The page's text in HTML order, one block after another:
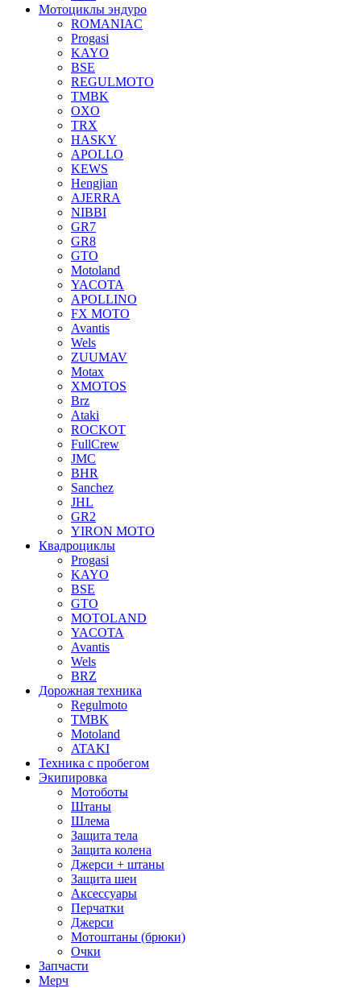
Мотоциклы эндуро
ROMANIAC
Progasi
KAYO
BSE
REGULMOTO
TMBK
OXO
TRX
HASKY
APOLLO
KEWS
Hengjian
AJERRA
NIBBI
GR7
GR8
GTO
Motoland
YACOTA
APOLLINO
FX MOTO
Avantis
Wels
ZUUMAV
Motax
XMOTOS
Brz
Ataki
ROCKOT
FullCrew
JMC
BHR
Sanchez
JHL
GR2
YIRON MOTO
Квадроциклы
Progasi
KAYO
BSE
GTO
MOTOLAND
YACOTA
Avantis
Wels
BRZ
Дорожная техника
Regulmoto
TMBK
Motoland
ATAKI
Техника с пробегом
Экипировка
Мотоботы
Штаны
Шлема
Защита тела
Защита колена
Джерси + штаны
Защита шеи
Аксессуары
Перчатки
Джерси
Мотоштаны (брюки)
Очки
Запчасти
Мерч